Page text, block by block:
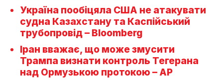
Україна пообіцяла США не атакувати
судна Казахстану та Каспійський
трубопровід – Bloomberg
Іран вважає, що може змусити
Трампа визнати контроль Тегерана
над Ормузькою протокою – AP